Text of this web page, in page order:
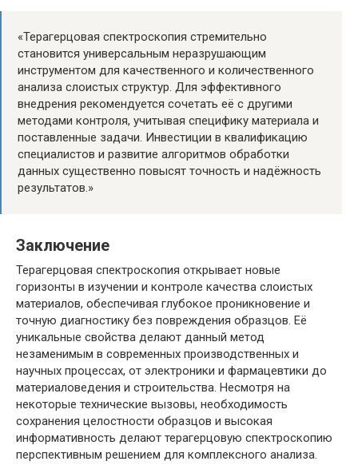
«Терагерцовая спектроскопия стремительно
становится универсальным неразрушающим
инструментом для качественного и количественного
анализа слоистых структур. Для эффективного
внедрения рекомендуется сочетать её с другими
методами контроля, учитывая специфику материала и
поставленные задачи. Инвестиции в квалификацию
специалистов и развитие алгоритмов обработки
данных существенно повысят точность и надёжность
результатов.»
Заключение
Терагерцовая спектроскопия открывает новые
горизонты в изучении и контроле качества слоистых
материалов, обеспечивая глубокое проникновение и
точную диагностику без повреждения образцов. Её
уникальные свойства делают данный метод
незаменимым в современных производственных и
научных процессах, от электроники и фармацевтики до
материаловедения и строительства. Несмотря на
некоторые технические вызовы, необходимость
сохранения целостности образцов и высокая
информативность делают терагерцовую спектроскопию
перспективным решением для комплексного анализа.